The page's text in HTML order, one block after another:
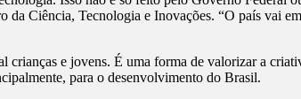
Ciência, Tecnologia e Inovações. “O país vai
e jovens. É uma forma de valorizar a
para o desenvolvimento do Brasil.